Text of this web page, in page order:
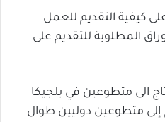
كيفية التقديم للعمل
المطلوبة للتقديم على
الى متطوعين في بلجيكا
إلى متطوعين دوليين طوال